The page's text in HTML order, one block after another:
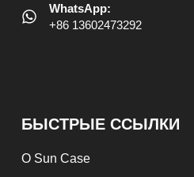
WhatsApp:
+86 13602473292
БЫСТРЫЕ ССЫЛКИ
О Sun Case